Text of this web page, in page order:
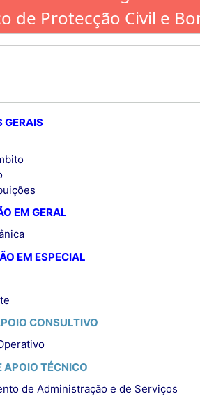
de Protecção Civil e
GERAIS
EM GERAL
EM ESPECIAL
CONSULTIVO
APOIO TÉCNICO
de Administração e de Serviços